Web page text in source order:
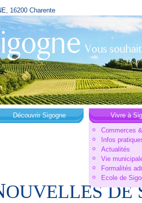
16200 Charente
Découvrir Sigogne
Vivre à
Commerces
Infos
Actualités
Vie
Formalités
Ecole de
OUVELLES DE